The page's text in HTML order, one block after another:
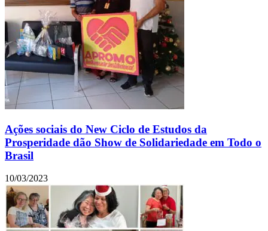
Ações sociais do New Ciclo de Estudos da
Prosperidade dão Show de Solidariedade em Todo o
Brasil
10/03/2023